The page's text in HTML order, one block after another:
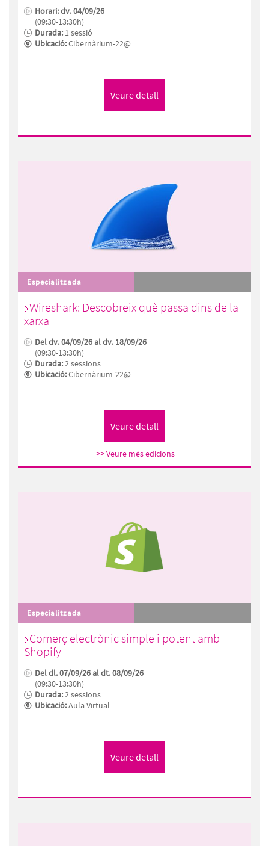
Horari: dv. 04/09/26
(09:30-13:30h)
Durada: 1 sessió
Ubicació:Cibernàrium-22@
Especialitzada
Wireshark: Descobreix què passa dins de la
xarxa
Del dv. 04/09/26 al dv. 18/09/26
(09:30-13:30h)
Durada:2 sessions
Ubicació:Cibernàrium-22@
>> Veure més edicions
Especialitzada
Comerç electrònic simple i potent amb
Shopify
Del dl. 07/09/26 al dt. 08/09/26
(09:30-13:30h)
Durada:2 sessions
Ubicació:Aula Virtual